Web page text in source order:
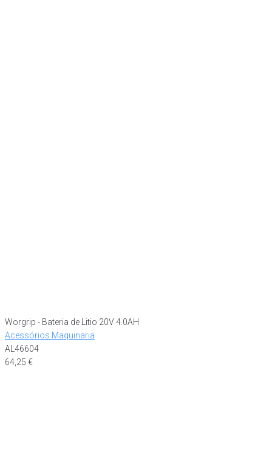
Worgrip - Bateria de Litio 20V 4.0AH
Acessórios Maquinaria
AL46604
64,25 €